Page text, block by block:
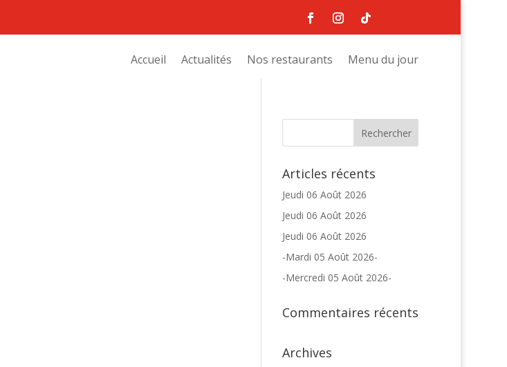
Accueil Actualités Nos restaurants Menu du jour
Articles récents
Jeudi 06 Août 2026
Jeudi 06 Août 2026
Jeudi 06 Août 2026
-Mardi 05 Août 2026-
-Mercredi 05 Août 2026-
Commentaires récents
Archives